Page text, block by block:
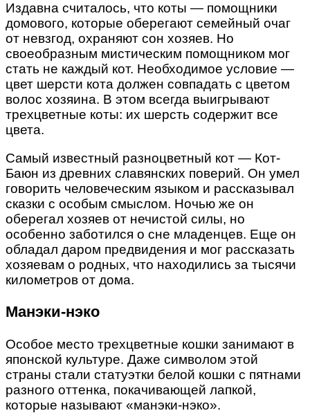
Издавна считалось, что коты — помощники
домового, которые оберегают семейный очаг
от невзгод, охраняют сон хозяев. Но
своеобразным мистическим помощником мог
стать не каждый кот. Необходимое условие —
цвет шерсти кота должен совпадать с цветом
волос хозяина. В этом всегда выигрывают
трехцветные коты: их шерсть содержит все
цвета.
Самый известный разноцветный кот — Кот-
Баюн из древних славянских поверий. Он умел
говорить человеческим языком и рассказывал
сказки с особым смыслом. Ночью же он
оберегал хозяев от нечистой силы, но
особенно заботился о сне младенцев. Еще он
обладал даром предвидения и мог рассказать
хозяевам о родных, что находились за тысячи
километров от дома.
Манэки-нэко
Особое место трехцветные кошки занимают в
японской культуре. Даже символом этой
страны стали статуэтки белой кошки с пятнами
разного оттенка, покачивающей лапкой,
которые называют «манэки-нэко».